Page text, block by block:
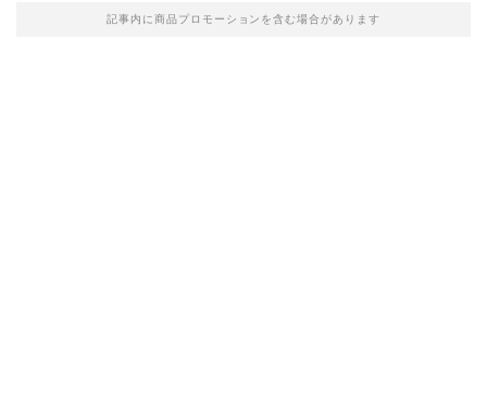
記事内に商品プロモーションを含む場合があります